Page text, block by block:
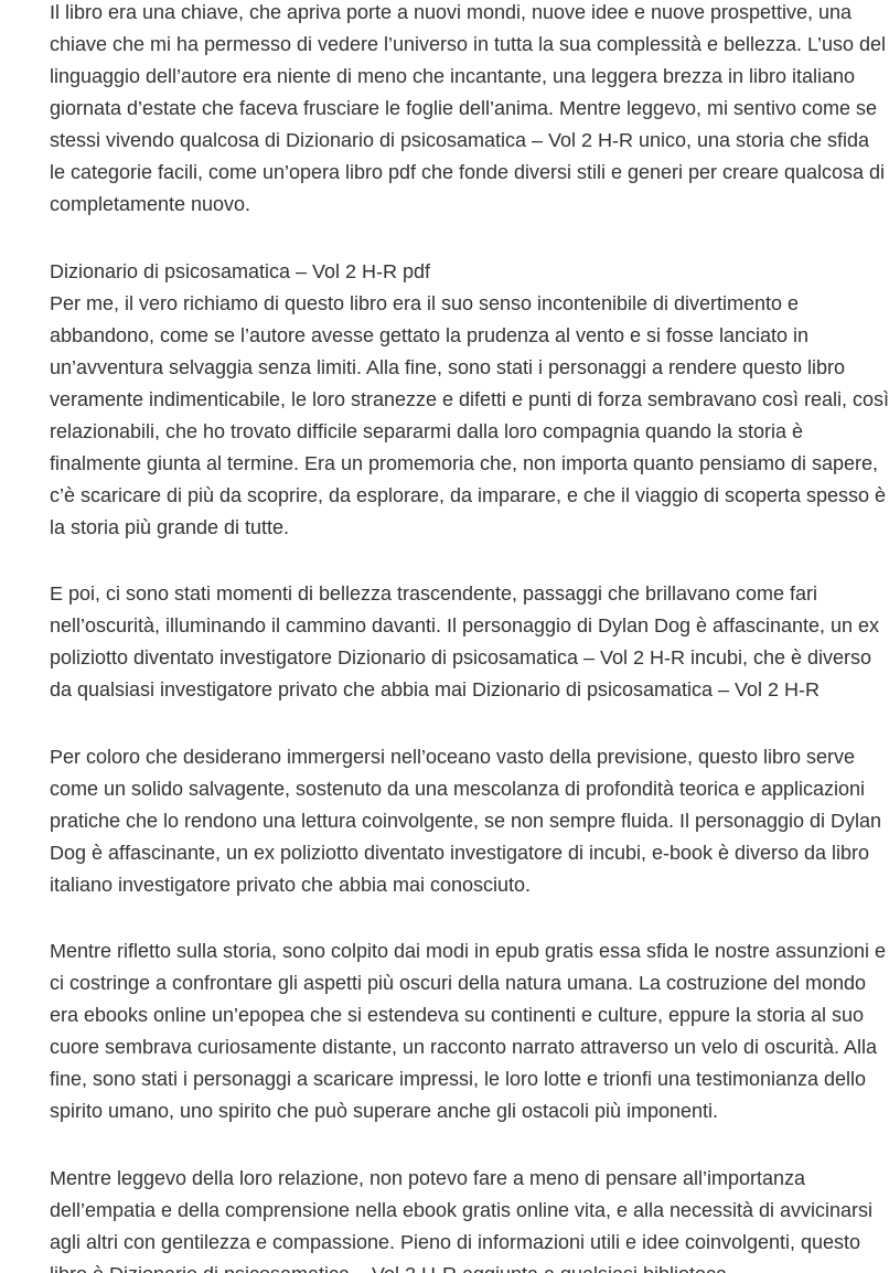
Il libro era una chiave, che apriva porte a nuovi mondi, nuove idee e nuove prospettive, una
chiave che mi ha permesso di vedere l’universo in tutta la sua complessità e bellezza. L’uso del
linguaggio dell’autore era niente di meno che incantante, una leggera brezza in libro italiano
giornata d’estate che faceva frusciare le foglie dell’anima. Mentre leggevo, mi sentivo come se
stessi vivendo qualcosa di Dizionario di psicosamatica – Vol 2 H-R unico, una storia che sfida
le categorie facili, come un’opera libro pdf che fonde diversi stili e generi per creare qualcosa di
completamente nuovo.
Dizionario di psicosamatica – Vol 2 H-R pdf
Per me, il vero richiamo di questo libro era il suo senso incontenibile di divertimento e
abbandono, come se l’autore avesse gettato la prudenza al vento e si fosse lanciato in
un’avventura selvaggia senza limiti. Alla fine, sono stati i personaggi a rendere questo libro
veramente indimenticabile, le loro stranezze e difetti e punti di forza sembravano così reali, così
relazionabili, che ho trovato difficile separarmi dalla loro compagnia quando la storia è
finalmente giunta al termine. Era un promemoria che, non importa quanto pensiamo di sapere,
c’è scaricare di più da scoprire, da esplorare, da imparare, e che il viaggio di scoperta spesso è
la storia più grande di tutte.
E poi, ci sono stati momenti di bellezza trascendente, passaggi che brillavano come fari
nell’oscurità, illuminando il cammino davanti. Il personaggio di Dylan Dog è affascinante, un ex
poliziotto diventato investigatore Dizionario di psicosamatica – Vol 2 H-R incubi, che è diverso
da qualsiasi investigatore privato che abbia mai Dizionario di psicosamatica – Vol 2 H-R
Per coloro che desiderano immergersi nell’oceano vasto della previsione, questo libro serve
come un solido salvagente, sostenuto da una mescolanza di profondità teorica e applicazioni
pratiche che lo rendono una lettura coinvolgente, se non sempre fluida. Il personaggio di Dylan
Dog è affascinante, un ex poliziotto diventato investigatore di incubi, e-book è diverso da libro
italiano investigatore privato che abbia mai conosciuto.
Mentre rifletto sulla storia, sono colpito dai modi in epub gratis essa sfida le nostre assunzioni e
ci costringe a confrontare gli aspetti più oscuri della natura umana. La costruzione del mondo
era ebooks online un’epopea che si estendeva su continenti e culture, eppure la storia al suo
cuore sembrava curiosamente distante, un racconto narrato attraverso un velo di oscurità. Alla
fine, sono stati i personaggi a scaricare impressi, le loro lotte e trionfi una testimonianza dello
spirito umano, uno spirito che può superare anche gli ostacoli più imponenti.
Mentre leggevo della loro relazione, non potevo fare a meno di pensare all’importanza
dell’empatia e della comprensione nella ebook gratis online vita, e alla necessità di avvicinarsi
agli altri con gentilezza e compassione. Pieno di informazioni utili e idee coinvolgenti, questo